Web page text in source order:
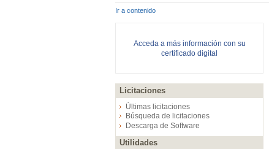
Ir a contenido
Acceda a más información con su
certificado digital
Licitaciones
Últimas licitaciones
Búsqueda de licitaciones
Descarga de Software
Utilidades